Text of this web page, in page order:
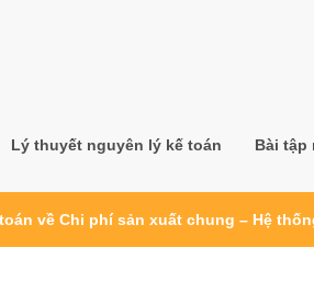
Lý thuyết nguyên lý kế toán Bài tập
về Chi phí sản xuất chung – Hệ